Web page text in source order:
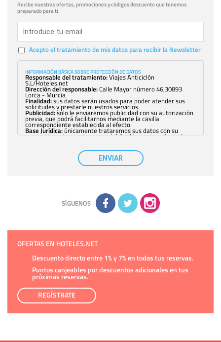
Recibe nuestras ofertas, promociones y códigos descuento que tenemos
preparado para ti.
Acepto el tratamiento de mis datos para recibir la Newsletter
INFORMACIÓN BÁSICA SOBRE PROTECCIÓN DE DATOS
Responsable del tratamiento:Viajes Anticiclón
S.L/Hoteles.net
Dirección del responsable:Calle Mayor número 46,30893
Lorca - Murcia
Finalidad:sus datos serán usados para poder atender sus
solicitudes y prestarle nuestros servicios.
Publicidad:solo le enviaremos publicidad con su autorización
previa, que podrá facilitarnos mediante la casilla
correspondiente establecida al efecto.
Base Jurídica:únicamente trataremos sus datos con su
consentimiento previo, que podrá facilitarnos mediante la
con carácter general, sólo el personal de
nuestra entidad que esté debidamente autorizado podrá
tener conocimiento de la información que le pedimos. No se
comunicarán datos a terceros.
adicional y detallada sobre cómo tratamos sus datos en la
política de privacidad
ENVIAR
SÍGUENOS
OFERTAS EN HOTELES.NET
Descuento directo entre 1% y 7% en todas tus reservas.
Puntos canjeables por descuentos adicionales en tus
próximas reservas.
REGÍSTRATE